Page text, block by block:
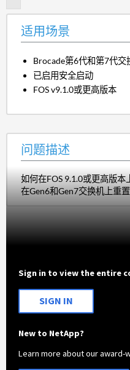
适用场景
Brocade第6代和第7代交
已启用安全启动
FOS v9.1.0或更高版本
问题描述
如何在FOS 9.1.0或更高版本
在Gen6和Gen7交换机上重置
Sign in to view the entire
SIGN IN
New to NetApp?
Learn more about our award-